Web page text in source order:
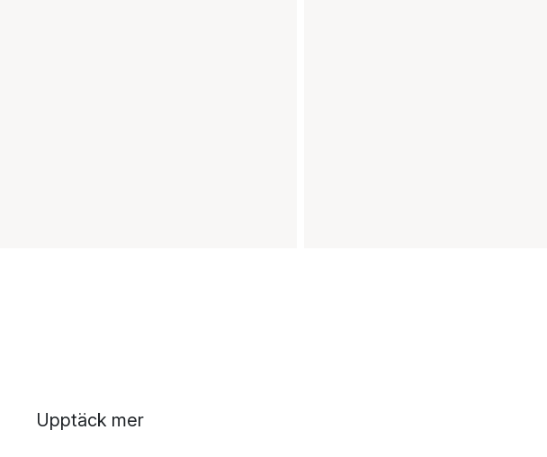
Upptäck mer